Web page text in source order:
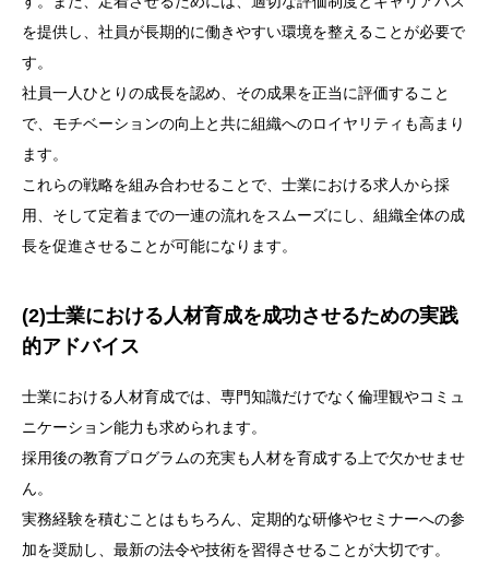
を提供し、社員が長期的に働きやすい環境を整えることが必要で
す。
社員一人ひとりの成長を認め、その成果を正当に評価すること
で、モチベーションの向上と共に組織へのロイヤリティも高まり
ます。
これらの戦略を組み合わせることで、士業における求人から採
用、そして定着までの一連の流れをスムーズにし、組織全体の成
長を促進させることが可能になります。
(2)士業における人材育成を成功させるための実践
的アドバイス
士業における人材育成では、専門知識だけでなく倫理観やコミュ
ニケーション能力も求められます。
採用後の教育プログラムの充実も人材を育成する上で欠かせませ
ん。
実務経験を積むことはもちろん、定期的な研修やセミナーへの参
加を奨励し、最新の法令や技術を習得させることが大切です。
(3)効果的な採用プロセスの構築方法
(1)採用から定着まで：一貫した戦略の重要性
アドバイス